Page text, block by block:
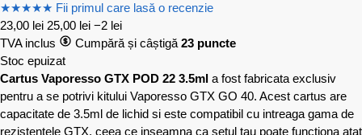
★★★★★ Fii primul care lasă o recenzie
23,00 lei 25,00 lei −2 lei
TVA inclus
Cumpără și câștigă 23 puncte
Stoc epuizat
Cartus Vaporesso GTX POD 22 3.5ml a fost fabricata exclusiv
pentru a se potrivi kitului Vaporesso GTX GO 40. Acest cartus are
capacitate de 3.5ml de lichid si este compatibil cu intreaga gama de
rezistentele GTX, ceea ce inseamna ca setul tau poate functiona atat